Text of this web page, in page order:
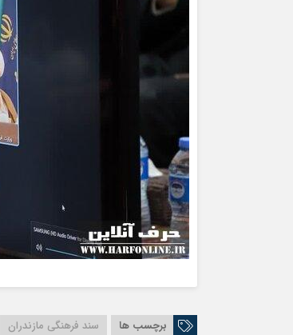
برچسب ها سند فرهنگی مازندران